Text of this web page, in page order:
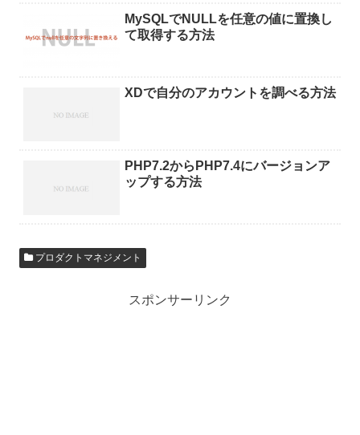
MySQLでNULLを任意の値に置換し
て取得する方法
XDで自分のアカウントを調べる方法
PHP7.2からPHP7.4にバージョンア
ップする方法
プロダクトマネジメント
スポンサーリンク